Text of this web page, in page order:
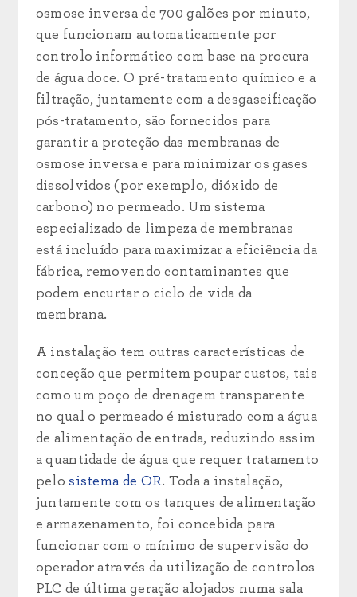
osmose inversa de 700 galões por minuto,
que funcionam automaticamente por
controlo informático com base na procura
de água doce. O pré-tratamento químico e a
filtração, juntamente com a desgaseificação
pós-tratamento, são fornecidos para
garantir a proteção das membranas de
osmose inversa e para minimizar os gases
dissolvidos (por exemplo, dióxido de
carbono) no permeado. Um sistema
especializado de limpeza de membranas
está incluído para maximizar a eficiência da
fábrica, removendo contaminantes que
podem encurtar o ciclo de vida da
membrana.
A instalação tem outras características de
conceção que permitem poupar custos, tais
como um poço de drenagem transparente
no qual o permeado é misturado com a água
de alimentação de entrada, reduzindo assim
a quantidade de água que requer tratamento
pelosistema de OR. Toda a instalação,
juntamente com os tanques de alimentação
e armazenamento, foi concebida para
funcionar com o mínimo de supervisão do
operador através da utilização de controlos
PLC de última geração alojados numa sala